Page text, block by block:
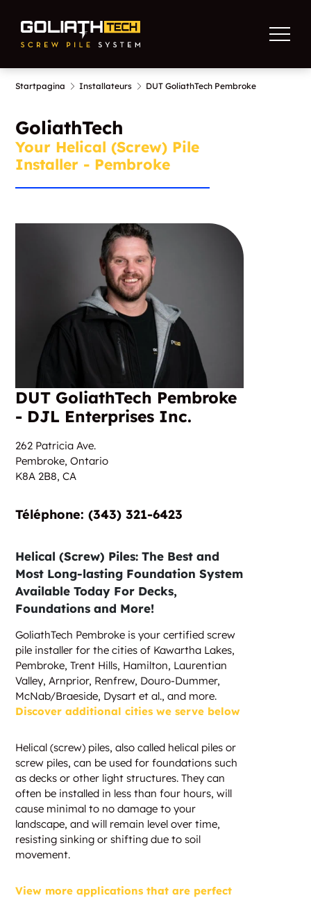
Startpagina Installateurs DUT GoliathTech Pembroke
GoliathTech
Your Helical (Screw) Pile
Installer - Pembroke
DUT GoliathTech Pembroke
- DJL Enterprises Inc.
262 Patricia Ave.
Pembroke, Ontario
K8A 2B8,CA
Téléphone: (343) 321-6423
Helical (Screw) Piles: The Best and
Most Long-lasting Foundation System
Available Today For Decks,
Foundations and More!
GoliathTech Pembroke is your certified screw
pile installer for the cities of Kawartha Lakes,
Pembroke, Trent Hills, Hamilton, Laurentian
Valley, Arnprior, Renfrew, Douro-Dummer,
McNab/Braeside, Dysart et al., and more.
Discover additional cities we serve below
Helical (screw) piles, also called helical piles or
screw piles, can be used for foundations such
as decks or other light structures. They can
often be installed in less than four hours, will
cause minimal to no damage to your
landscape, and will remain level over time,
resisting sinking or shifting due to soil
movement.
View more applications that are perfect